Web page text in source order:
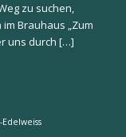
zu suchen,
Brauhaus „Zum
uns durch […]
Edelweiss